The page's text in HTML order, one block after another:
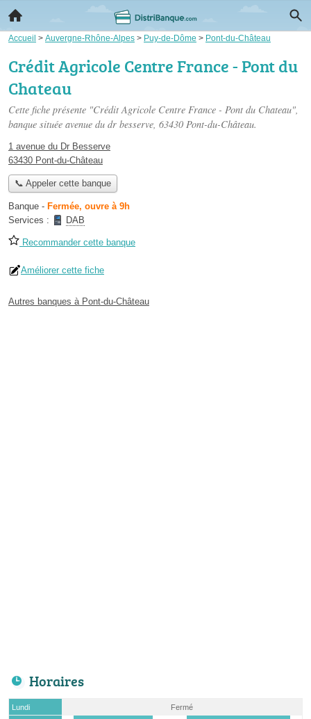
Accueil > Auvergne-Rhône-Alpes > Puy-de-Dôme > Pont-du-Château
Crédit Agricole Centre France - Pont du
Chateau
Cette fiche présente "Crédit Agricole Centre France - Pont du Chateau",
banque située avenue du dr besserve, 63430 Pont-du-Château.
1 avenue du Dr Besserve
63430 Pont-du-Château
📞 Appeler cette banque
Banque - Fermée, ouvre à 9h
Services :
DAB
Recommander cette banque
Améliorer cette fiche
Autres banques à Pont-du-Château
Horaires
Lundi
Fermé